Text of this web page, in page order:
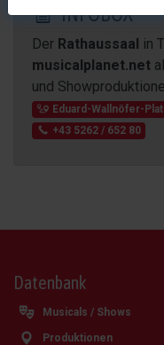
INFOBOX
Der Rathaussaal in
musicalplanet.net
und
Eduard-Wallnöfer-
+43 5262 / 652 80
Datenbank
Musicals / Shows
Produktionen